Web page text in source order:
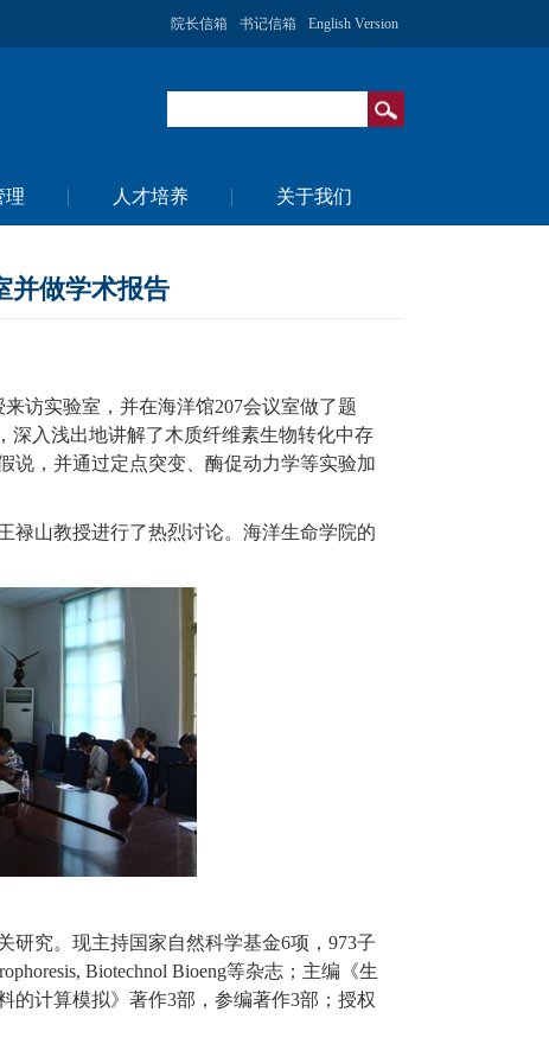
院长信箱 书记信箱 English Version
理 人才培养 关于我们
并做学术报告
访实验室，并在海洋馆207会议室做了题
深入浅出地讲解了木质纤维素生物转化中存
说，并通过定点突变、酶促动力学等实验加
禄山教授进行了热烈讨论。海洋生命学院的
研究。现主持国家自然科学基金6项， 973子
Biotechnol Bioeng等杂志；主编《生
的计算模拟》著作3部，参编著作3部；授权